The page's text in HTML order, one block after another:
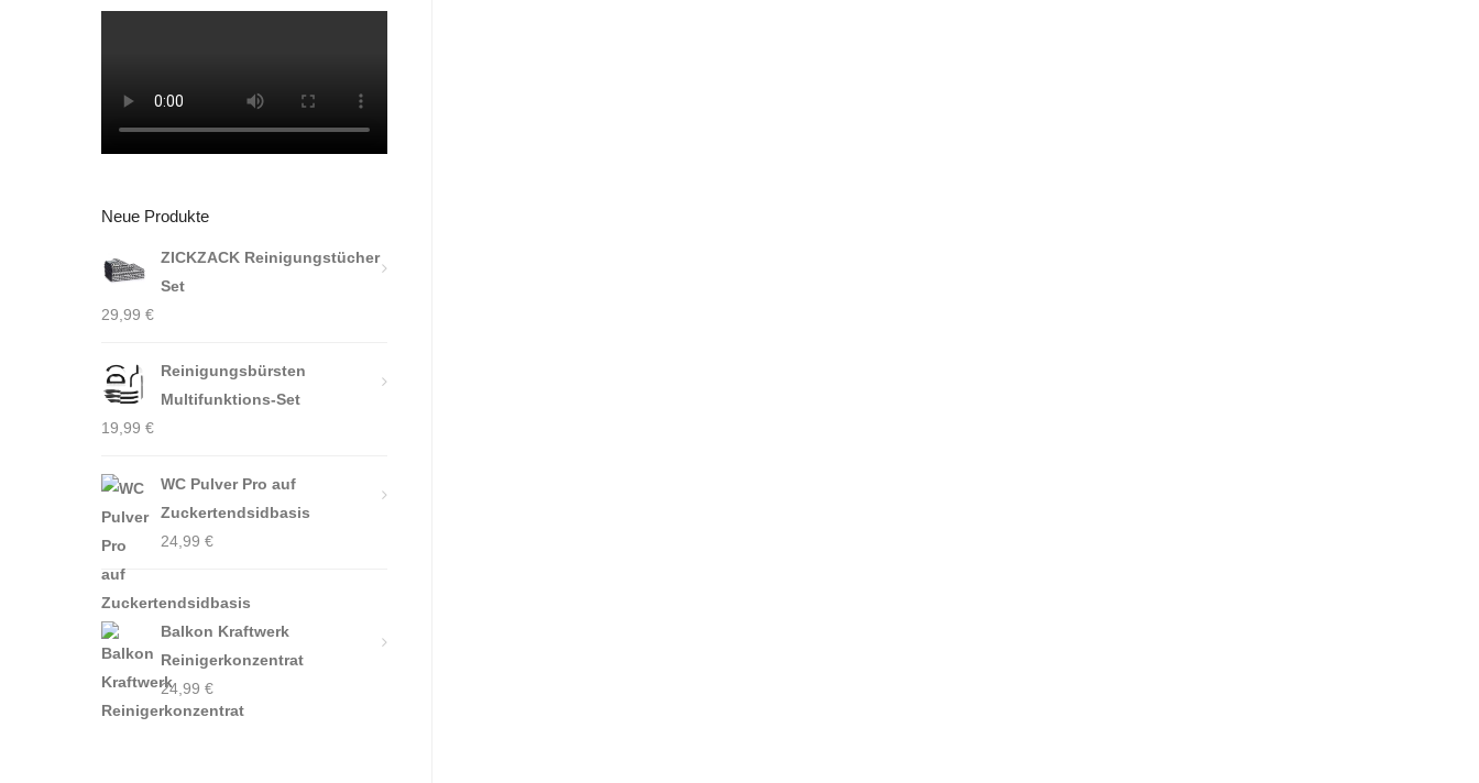
Neue Produkte
ZICKZACK Reinigungstücher
Set
29,99 €
Reinigungsbürsten
Multifunktions-Set
19,99 €
WC Pulver Pro auf
Zuckertendsidbasis
24,99 €
Balkon Kraftwerk
Reinigerkonzentrat
24,99 €